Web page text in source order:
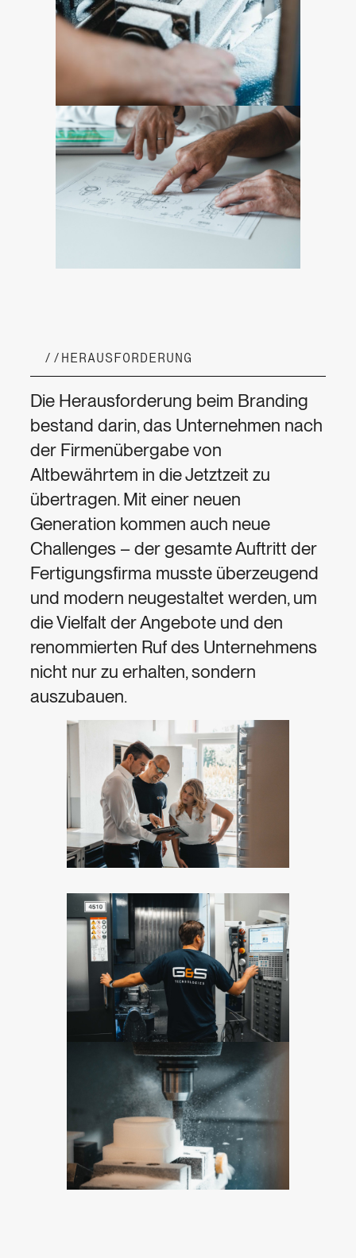
// HERAUSFORDERUNG
Die Herausforderung beim Branding
bestand darin, das Unternehmen nach
der Firmenübergabe von
Altbewährtem in die Jetztzeit zu
übertragen. Mit einer neuen
Generation kommen auch neue
Challenges – der gesamte Auftritt der
Fertigungsfirma musste überzeugend
und modern neugestaltet werden, um
die Vielfalt der Angebote und den
renommierten Ruf des Unternehmens
nicht nur zu erhalten, sondern
auszubauen.